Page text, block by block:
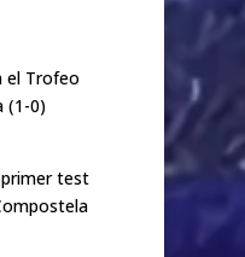
el Trofeo
(1-0)
primer test